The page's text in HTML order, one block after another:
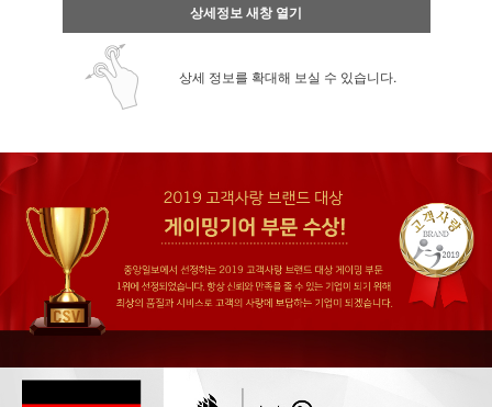
상세정보 새창 열기
상세 정보를 확대해 보실 수 있습니다.